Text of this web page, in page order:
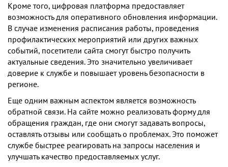
Кроме того, цифровая платформа предоставляет
возможность для оперативного обновления информации.
В случае изменения расписания работы, проведения
профилактических мероприятий или других важных
событий, посетители сайта смогут быстро получить
актуальные сведения. Это значительно увеличивает
доверие к службе и повышает уровень безопасности в
регионе.
Еще одним важным аспектом является возможность
обратной связи. На сайте можно реализовать форму для
обращения граждан, где они смогут задавать вопросы,
оставлять отзывы или сообщать о проблемах. Это поможет
службе быстрее реагировать на запросы населения и
улучшать качество предоставляемых услуг.